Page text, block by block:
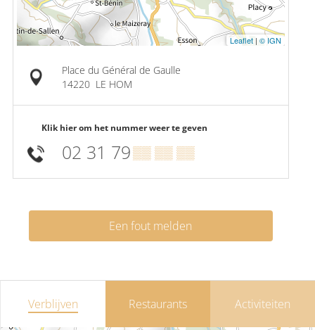
Leaflet | © IGN
Place du Général de Gaulle
14220 LE HOM
Klik hier om het nummer weer te geven
02 31 79▒▒ ▒▒ ▒▒
Een fout melden
Verblijven Restaurants Activiteiten